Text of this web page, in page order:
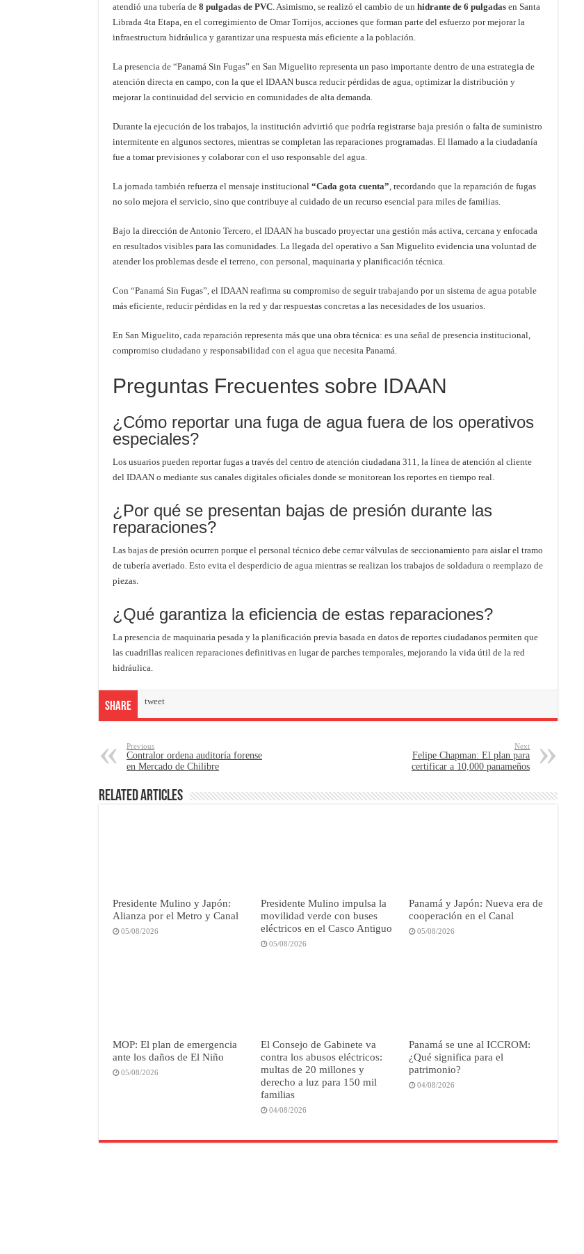
atendió una tubería de 8 pulgadas de PVC . Asimismo, se realizó el cambio de un hidrante de 6 pulgadas en Santa
Librada 4ta Etapa, en el corregimiento de Omar Torrijos, acciones que forman parte del esfuerzo por mejorar la
infraestructura hidráulica y garantizar una respuesta más eficiente a la población.
La presencia de “Panamá Sin Fugas” en San Miguelito representa un paso importante dentro de una estrategia de
atención directa en campo, con la que el IDAAN busca reducir pérdidas de agua, optimizar la distribución y
mejorar la continuidad del servicio en comunidades de alta demanda.
Durante la ejecución de los trabajos, la institución advirtió que podría registrarse baja presión o falta de suministro
intermitente en algunos sectores, mientras se completan las reparaciones programadas. El llamado a la ciudadanía
fue a tomar previsiones y colaborar con el uso responsable del agua.
La jornada también refuerza el mensaje institucional “Cada gota cuenta” , recordando que la reparación de fugas
no solo mejora el servicio, sino que contribuye al cuidado de un recurso esencial para miles de familias.
Bajo la dirección de Antonio Tercero, el IDAAN ha buscado proyectar una gestión más activa, cercana y enfocada
en resultados visibles para las comunidades. La llegada del operativo a San Miguelito evidencia una voluntad de
atender los problemas desde el terreno, con personal, maquinaria y planificación técnica.
Con “Panamá Sin Fugas”, el IDAAN reafirma su compromiso de seguir trabajando por un sistema de agua potable
más eficiente, reducir pérdidas en la red y dar respuestas concretas a las necesidades de los usuarios.
En San Miguelito, cada reparación representa más que una obra técnica: es una señal de presencia institucional,
compromiso ciudadano y responsabilidad con el agua que necesita Panamá.
Preguntas Frecuentes sobre IDAAN
¿Cómo reportar una fuga de agua fuera de los operativos
especiales?
Los usuarios pueden reportar fugas a través del centro de atención ciudadana 311, la línea de atención al cliente
del IDAAN o mediante sus canales digitales oficiales donde se monitorean los reportes en tiempo real.
¿Por qué se presentan bajas de presión durante las
reparaciones?
Las bajas de presión ocurren porque el personal técnico debe cerrar válvulas de seccionamiento para aislar el tramo
de tubería averiado. Esto evita el desperdicio de agua mientras se realizan los trabajos de soldadura o reemplazo de
piezas.
¿Qué garantiza la eficiencia de estas reparaciones?
La presencia de maquinaria pesada y la planificación previa basada en datos de reportes ciudadanos permiten que
las cuadrillas realicen reparaciones definitivas en lugar de parches temporales, mejorando la vida útil de la red
hidráulica.
Share tweet
Previous
Contralor ordena auditoría forense
en Mercado de Chilibre
Next
Felipe Chapman: El plan para
certificar a 10,000 panameños
Related Articles
Presidente Mulino y Japón:
Alianza por el Metro y Canal
05/08/2026
Presidente Mulino impulsa la
movilidad verde con buses
eléctricos en el Casco Antiguo
05/08/2026
Panamá y Japón: Nueva era de
cooperación en el Canal
05/08/2026
MOP: El plan de emergencia
ante los daños de El Niño
05/08/2026
El Consejo de Gabinete va
contra los abusos eléctricos:
multas de 20 millones y
derecho a luz para 150 mil
familias
04/08/2026
Panamá se une al ICCROM:
¿Qué significa para el
patrimonio?
04/08/2026